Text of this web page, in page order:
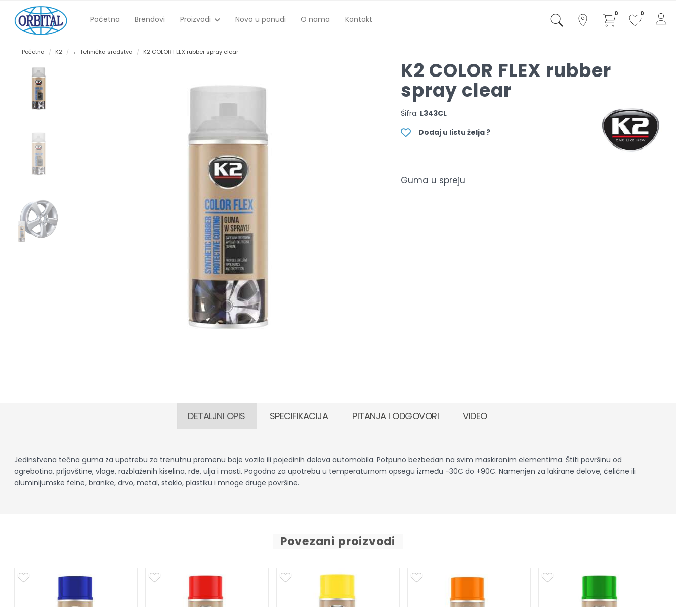
Početna Brendovi Proizvodi Novo u ponudi O nama Kontakt
0 0
Početna K2 ← Tehnička sredstva K2 COLOR FLEX rubber spray clear
K2 COLOR FLEX rubber
spray clear
Šifra: L343CL
Dodaj u listu želja ?
Guma u spreju
DETALJNI OPIS SPECIFIKACIJA PITANJA I ODGOVORI VIDEO
Jedinstvena tečna guma za upotrebu za trenutnu promenu boje vozila ili pojedinih delova automobila. Potpuno bezbedan na svim maskiranim elementima. Štiti površinu od
ogrebotina, prljavštine, vlage, razblaženih kiselina, rđe, ulja i masti. Pogodno za upotrebu u temperaturnom opsegu između -30C do +90C. Namenjen za lakirane delove, čelične ili
aluminijumske felne, branike, drvo, metal, staklo, plastiku i mnoge druge površine.
Povezani proizvodi